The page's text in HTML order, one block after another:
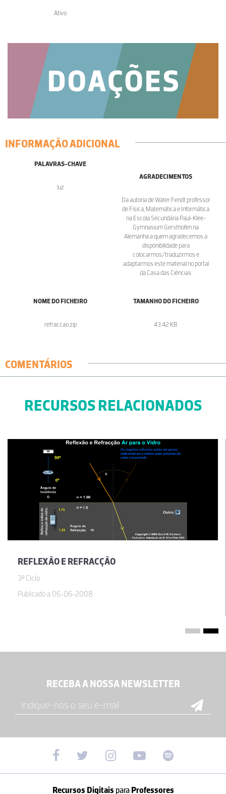
Ativo
INFORMAÇÃO ADICIONAL
PALAVRAS-CHAVE
luz
AGRADECIMENTOS
Da autoria de Water Fendt professor
de Física, Matemática e Informática
na Escola Secundária Paul-Klee-
Gymnasium Gersthofen na
Alemanha a quem agradecemos a
disponibilidade para
colocarmos/traduzirmos e
adaptarmos este material no portal
da Casa das Ciências.
NOME DO FICHEIRO
refraccao.zip
TAMANHO DO FICHEIRO
43.42 KB
COMENTÁRIOS
RECURSOS RELACIONADOS
REFLEXÃO E REFRACÇÃO
3º Ciclo
Publicado a 06-06-2008
RECEBA A NOSSA NEWSLETTER
Recursos Digitais paraProfessores